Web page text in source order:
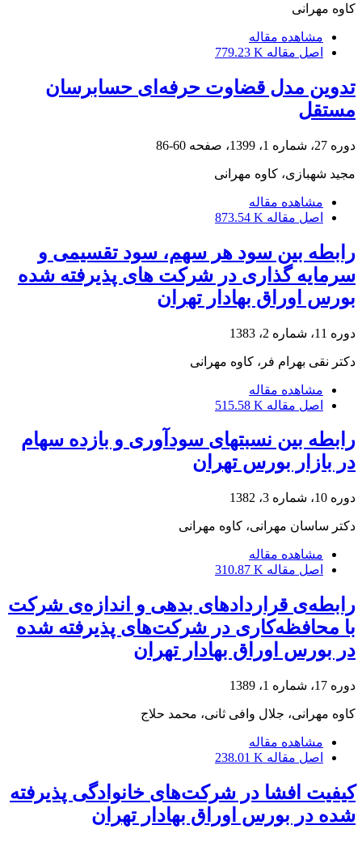
کاوه مهرانی
مشاهده مقاله
اصل مقاله 779.23 K
تدوین مدل قضاوت حرفه‌ای حسابرسان
مستقل
دوره 27، شماره 1، 1399، صفحه 60-86
مجید شهبازی، کاوه مهرانی
مشاهده مقاله
اصل مقاله 873.54 K
رابطه بین سود هر سهم، سود تقسیمی و
سرمایه گذاری در شرکت های پذیرفته شده
بورس اوراق بهادار تهران
دوره 11، شماره 2، 1383
دکتر نقی بهرام فر، کاوه مهرانی
مشاهده مقاله
اصل مقاله 515.58 K
رابطه بین نسبتهای سودآوری و بازده سهام
در بازار بورس تهران
دوره 10، شماره 3، 1382
دکتر ساسان مهرانی، کاوه مهرانی
مشاهده مقاله
اصل مقاله 310.87 K
رابطه‌ی قراردادهای بدهی و اندازه‌ی شرکت
با محافظه‌کاری در شرکت‌های پذیرفته شده
در بورس اوراق بهادار تهران
دوره 17، شماره 1، 1389
کاوه مهرانی، جلال وافی ثانی، محمد حلاج
مشاهده مقاله
اصل مقاله 238.01 K
کیفیت افشا در شرکت‌های خانوادگی پذیرفته
شده در بورس اوراق بهادار تهران